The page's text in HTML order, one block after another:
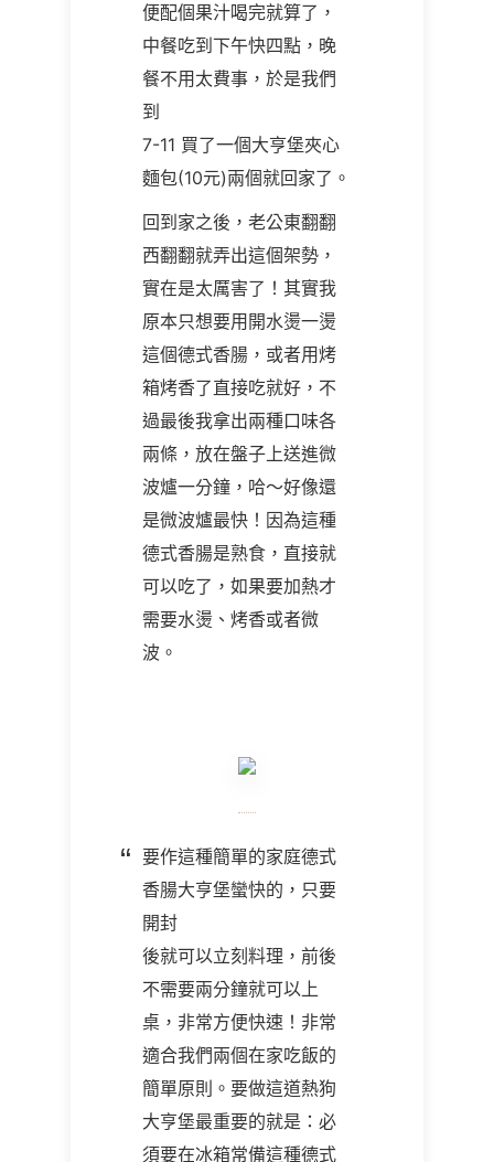
便配個果汁喝完就算了，
中餐吃到下午快四點，晚
餐不用太費事，於是我們
到
7-11 買了一個大亨堡夾心
麵包(10元)兩個就回家了。
回到家之後，老公東翻翻
西翻翻就弄出這個架勢，
實在是太厲害了！其實我
原本只想要用開水燙一燙
這個德式香腸，或者用烤
箱烤香了直接吃就好，不
過最後我拿出兩種口味各
兩條，放在盤子上送進微
波爐一分鐘，哈～好像還
是微波爐最快！因為這種
德式香腸是熟食，直接就
可以吃了，如果要加熱才
需要水燙、烤香或者微
波。
要作這種簡單的家庭德式
香腸大亨堡蠻快的，只要
開封
後就可以立刻料理，前後
不需要兩分鐘就可以上
桌，非常方便快速！非常
適合我們兩個在家吃飯的
簡單原則。要做這道熱狗
大亨堡最重要的就是：必
須要在冰箱常備這種德式